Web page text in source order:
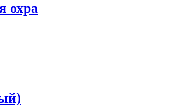
охра